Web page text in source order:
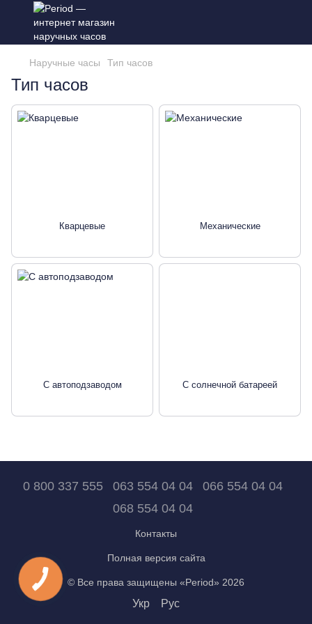
Наручные часы Тип часов
Тип часов
Кварцевые Механические
С автоподзаводом С солнечной батареей
0 800 337 555 063 554 04 04
066 554 04 04
068 554 04 04
Контакты
Полная версия сайта
© Все права защищены «Period» 2026
Укр Рус